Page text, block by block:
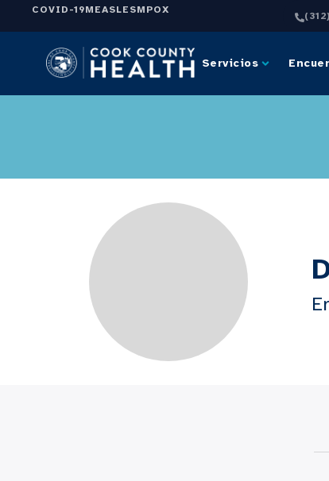
COVID-19MEASLESMPOX
Servicios